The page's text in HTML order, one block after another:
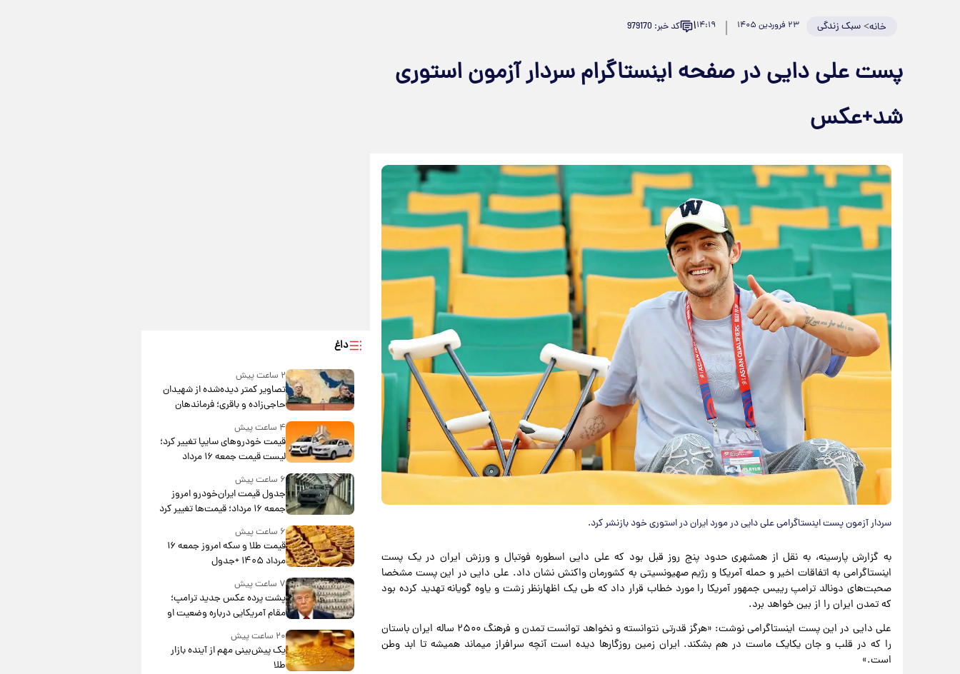
خانه>سبک زندگی ۲۳ فروردین ۱۴۰۵ ۱۴:۱۹۱ کد خبر: 979170
پست علی دایی در صفحه اینستاگرام سردار آزمون استوری
شد+عکس
سردار آزمون پست اینستاگرامی علی دایی در مورد ایران در استوری خود بازنشر کرد.
به گزارش پارسینه، به نقل از همشهری حدود پنج روز قبل بود که علی دایی اسطوره فوتبال و ورزش ایران در یک پست
اینستاگرامی به اتفاقات اخیر و حمله آمریکا و رژیم صهیونسیتی به کشورمان واکنش نشان داد. علی دایی در این پست مشخصا
صحبت‌های دونالد ترامپ رییس جمهور آمریکا را مورد خطاب قرار داد که طی یک اظهارنظر زشت و یاوه گویانه تهدید کرده بود
که تمدن ایران را از بین خواهد برد.
علی دایی در این پست اینستاگرامی نوشت: «هرگز قدرتی نتوانسته و نخواهد توانست تمدن و فرهنگ ۲۵۰۰ ساله ایران باستان
را که در قلب و جان یکایک ماست در هم بشکند. ایران زمین روزگارها دیده است آنچه سرافراز میماند همیشه تا ابد وطن
است.»
داغ
۲ ساعت پیش
تصاویر کمتر دیده‌شده از شهیدان
حاجی‌زاده و باقری؛ فرماندهان
شهید هوافضای ایران
۴ ساعت پیش
قیمت خودروهای سایپا تغییر کرد؛
لیست قیمت جمعه ۱۶ مرداد
منتشر شد
۶ ساعت پیش
جدول قیمت ایران‌خودرو امروز
جمعه ۱۶ مرداد؛ قیمت‌ها تغییر کرد
۶ ساعت پیش
قیمت طلا و سکه امروز جمعه ۱۶
مرداد ۱۴۰۵ +جدول
۷ ساعت پیش
پشت پرده عکس جدید ترامپ؛
مقام آمریکایی درباره وضعیت او
۲۰ ساعت پیش
یک پیش‌بینی مهم از آینده بازار
طلا